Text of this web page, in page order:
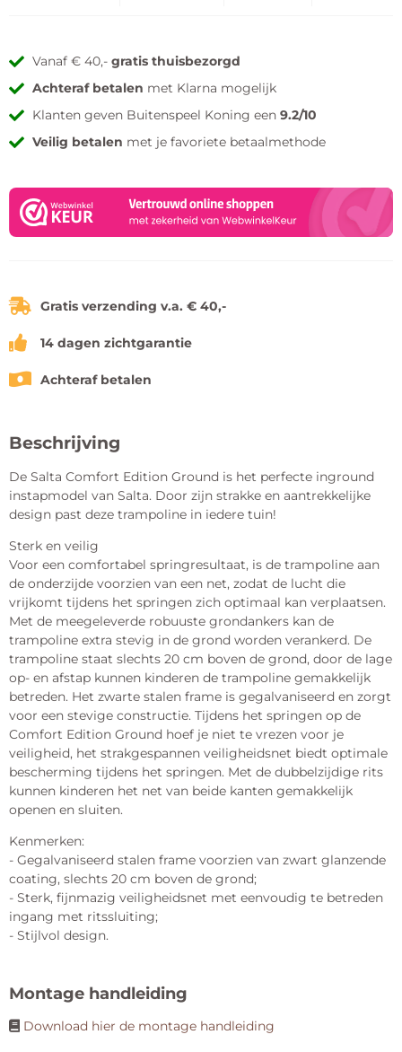
Vanaf € 40,-gratis thuisbezorgd
Achteraf betalen met Klarna mogelijk
Klanten geven Buitenspeel Koning een9.2/10
Veilig betalen met je favoriete betaalmethode
Gratis verzending v.a. € 40,-
14 dagen zichtgarantie
Achteraf betalen
Beschrijving
De Salta Comfort Edition Ground is het perfecte inground
instapmodel van Salta. Door zijn strakke en aantrekkelijke
design past deze trampoline in iedere tuin!
Sterk en veilig
Voor een comfortabel springresultaat, is de trampoline aan
de onderzijde voorzien van een net, zodat de lucht die
vrijkomt tijdens het springen zich optimaal kan verplaatsen.
Met de meegeleverde robuuste grondankers kan de
trampoline extra stevig in de grond worden verankerd. De
trampoline staat slechts 20 cm boven de grond, door de lage
op- en afstap kunnen kinderen de trampoline gemakkelijk
betreden. Het zwarte stalen frame is gegalvaniseerd en zorgt
voor een stevige constructie. Tijdens het springen op de
Comfort Edition Ground hoef je niet te vrezen voor je
veiligheid, het strakgespannen veiligheidsnet biedt optimale
bescherming tijdens het springen. Met de dubbelzijdige rits
kunnen kinderen het net van beide kanten gemakkelijk
openen en sluiten.
Kenmerken:
- Gegalvaniseerd stalen frame voorzien van zwart glanzende
coating, slechts 20 cm boven de grond;
- Sterk, fijnmazig veiligheidsnet met eenvoudig te betreden
ingang met ritssluiting;
- Stijlvol design.
Montage handleiding
Download hier de montage handleiding